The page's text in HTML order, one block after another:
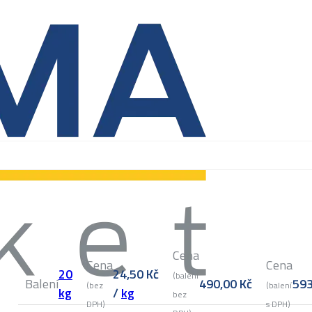
Balení20
kg
Cena
(bez
DPH)
24,50Kč
/kg
Cena
(balení
bez
490,00Kč
Cena
(balení
s DPH)
593